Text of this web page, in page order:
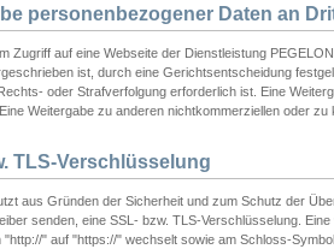
personenbezogener Daten an
Zugriff auf eine Webseite der Dienstleistung
ist, durch eine Gerichtsentscheidung
oder Strafverfolgung erforderlich ist. Eine
Weitergabe zu anderen nichtkommerziellen oder zu
TLS-Verschlüsselung
aus Gründen der Sicherheit und zum Schutz der
senden, eine SSL- bzw. TLS-Verschlüsselung.
" auf "https://" wechselt sowie am Schloss-